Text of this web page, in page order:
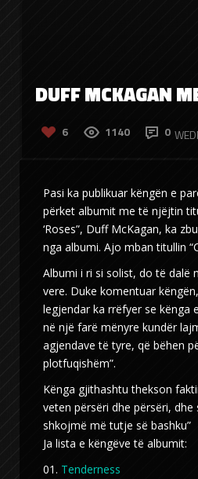
DUFF MCKAGAN
6 1140 0
Pasi ka publikuar këngën e
përket albumit me të njëjtin
‘Roses”, Duff McKagan, ka
nga albumi. Ajo mban titullin
Albumi i ri si solist, do të dalë
vere. Duke komentuar
legjendar ka rrëfyer se kënga
në një farë mënyre kundër
agjendave të tyre, që bëhen
plotfuqishëm”.
Kënga gjithashtu thekson
veten përsëri dhe përsëri,
shkojmë më tutje së bashku”
Ja lista e këngëve të albumit:
01. Tenderness